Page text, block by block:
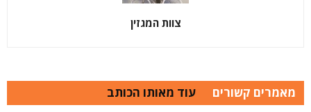
צוות המגזין
מאמרים קשורים עוד מאותו הכותב